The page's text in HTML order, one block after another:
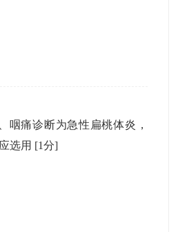
咽痛诊断为急性扁桃体炎，
选用 [1分]